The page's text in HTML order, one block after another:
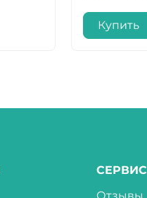
Купить
СЕРВИС